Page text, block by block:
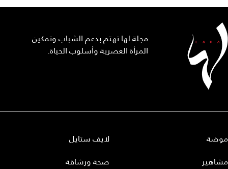
مجلة لها تهتم بدعم الشباب وتمكين
المرأة العصرية وأسلوب الحياة.
موضة
مشاهير
لايف ستايل
صحة ورشاقة